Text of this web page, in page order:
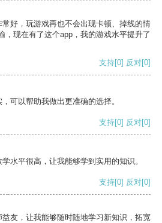
好，玩游戏再也不会出现卡顿、掉线的情
，现在有了这个app，我的游戏水平提升了
支持[0] 反对[0]
可以帮助我做出更准确的选择。
支持[0] 反对[0]
水平很高，让我能够学到实用的知识。
支持[0] 反对[0]
友，让我能够随时随地学习新知识，拓宽